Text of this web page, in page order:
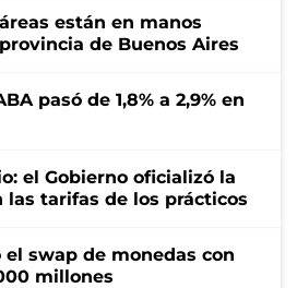
están en manos
de Buenos Aires
pasó de 1,8% a 2,9% en
el Gobierno oficializó la
las tarifas de los prácticos
swap de monedas con
millones